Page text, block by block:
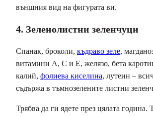
външния вид на фигурата ви.
4. Зеленолистни зеленчуци
Спанак, броколи, къдраво зеле,
витамини А, С и Е, желязо, бета
калий, фолиева киселина, лутеин –
съдържа в тъмнозелените листни
Трябва да ги ядете през цялата година.